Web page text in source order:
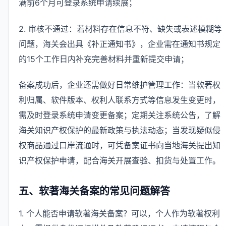
满前6个月可登录系统申请续展；
2. 审核不通过：若材料存在信息不符、缺失或表述模糊等
问题，海关会出具《补正通知书》，企业需在通知书规定
的15个工作日内补充完善材料并重新提交申请；
备案成功后，企业还需做好日常维护管理工作：当软著权
利归属、软件版本、权利人联系方式等信息发生变更时，
需及时登录系统申请变更备案；定期关注系统公告，了解
海关知识产权保护的最新政策与执法动态；当发现疑似侵
权商品通过口岸流通时，可凭备案证书向当地海关提出知
识产权保护申请，配合海关开展查验、扣货与处置工作。
五、软著海关备案的常见问题解答
1. 个人能否申请软著海关备案？可以，个人作为软著权利